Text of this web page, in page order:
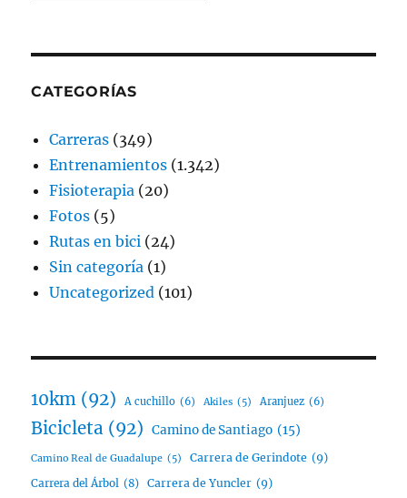
CATEGORÍAS
Carreras (349)
Entrenamientos (1.342)
Fisioterapia (20)
Fotos (5)
Rutas en bici (24)
Sin categoría (1)
Uncategorized (101)
10km (92) A cuchillo (6) Akiles (5) Aranjuez (6)
Bicicleta (92) Camino de Santiago (15)
Camino Real de Guadalupe (5) Carrera de Gerindote (9)
Carrera del Árbol (8) Carrera de Yuncler (9)